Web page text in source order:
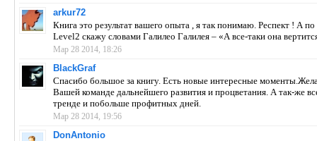
arkur72
Книга это результат вашего опыта , я так понимаю. Респект ! А
Level2 скажу словами Галилео Галилея – «А все-таки она
Мар 28 2014, 18:26
BlackGraf
Спасибо большое за книгу. Есть новые интересные
Вашей команде дальнейшего развития и процветания. А так-же
тренде и побольше профитных дней.
Мар 28 2014, 19:56
DonAntonio